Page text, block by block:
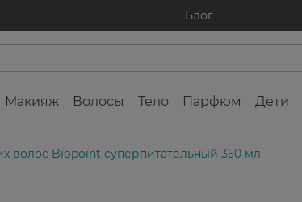
Блог
Макияж Волосы Тело Парфюм Дети
волос Biopoint суперпитательный 350 мл